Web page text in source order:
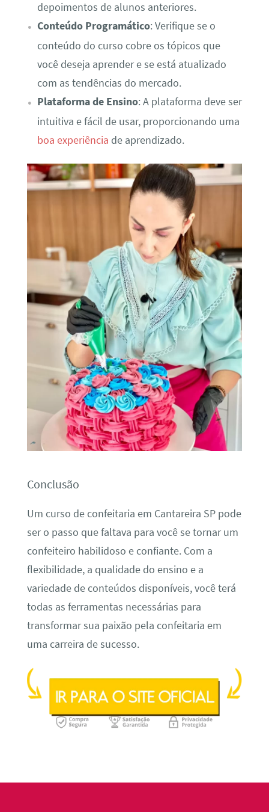
depoimentos de alunos anteriores.
Conteúdo Programático: Verifique se o
conteúdo do curso cobre os tópicos que
você deseja aprender e se está atualizado
com as tendências do mercado.
Plataforma de Ensino: A plataforma deve ser
intuitiva e fácil de usar, proporcionando uma
boa experiência de aprendizado.
Conclusão
Um curso de confeitaria em Cantareira SP pode
ser o passo que faltava para você se tornar um
confeiteiro habilidoso e confiante. Com a
flexibilidade, a qualidade do ensino e a
variedade de conteúdos disponíveis, você terá
todas as ferramentas necessárias para
transformar sua paixão pela confeitaria em
uma carreira de sucesso.